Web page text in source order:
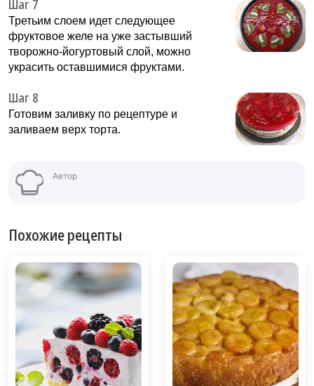
Шаг 7
Третьим слоем идет следующее
фруктовое желе на уже застывший
творожно-йогуртовый слой, можно
украсить оставшимися фруктами.
Шаг 8
Готовим заливку по рецептуре и
заливаем верх торта.
Автор
Похожие рецепты